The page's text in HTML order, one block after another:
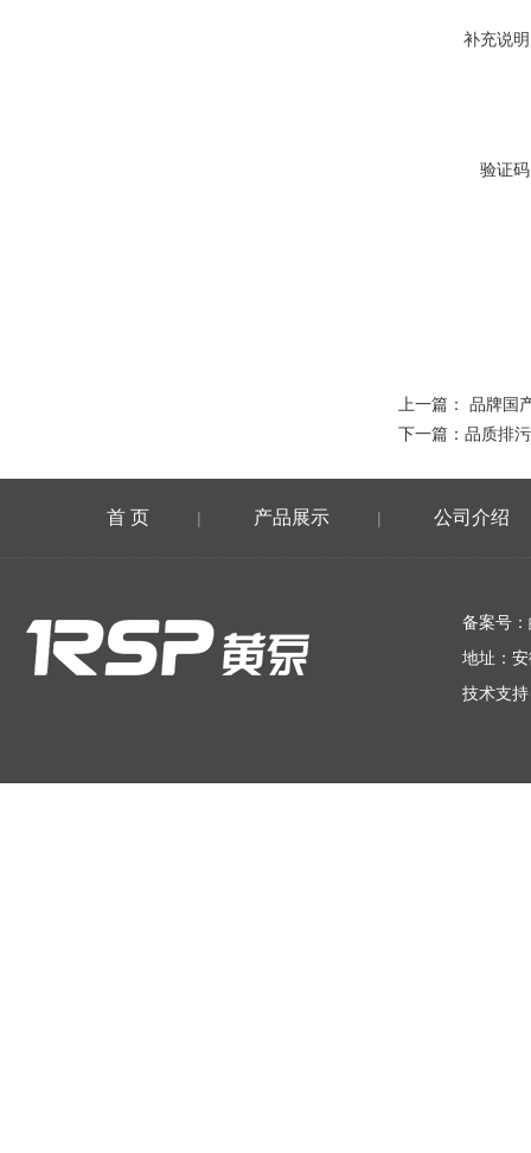
补充说
验证
上一篇： 品牌国
下一篇： 品质排
首 页 | 产品展示 | 公司介绍
备案号：
地址：
技术支